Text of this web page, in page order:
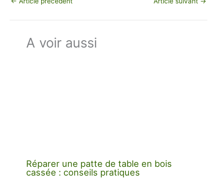
A voir aussi
Réparer une patte de table en bois
cassée : conseils pratiques